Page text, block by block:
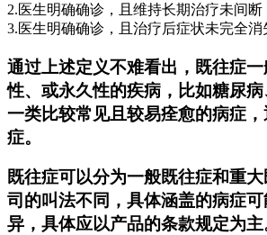
2.医生明确确诊，且维持长期治疗未间断
3.医生明确确诊，且治疗后症状未完全消
通过上述定义不难看出，既往症
性、或永久性的疾病，比如糖尿
一类比较常见且较易痊愈的病症
症。
既往症可以分为一般既往症和重
司的叫法不同，具体涵盖的病症
异，具体应以产品的条款规定为主